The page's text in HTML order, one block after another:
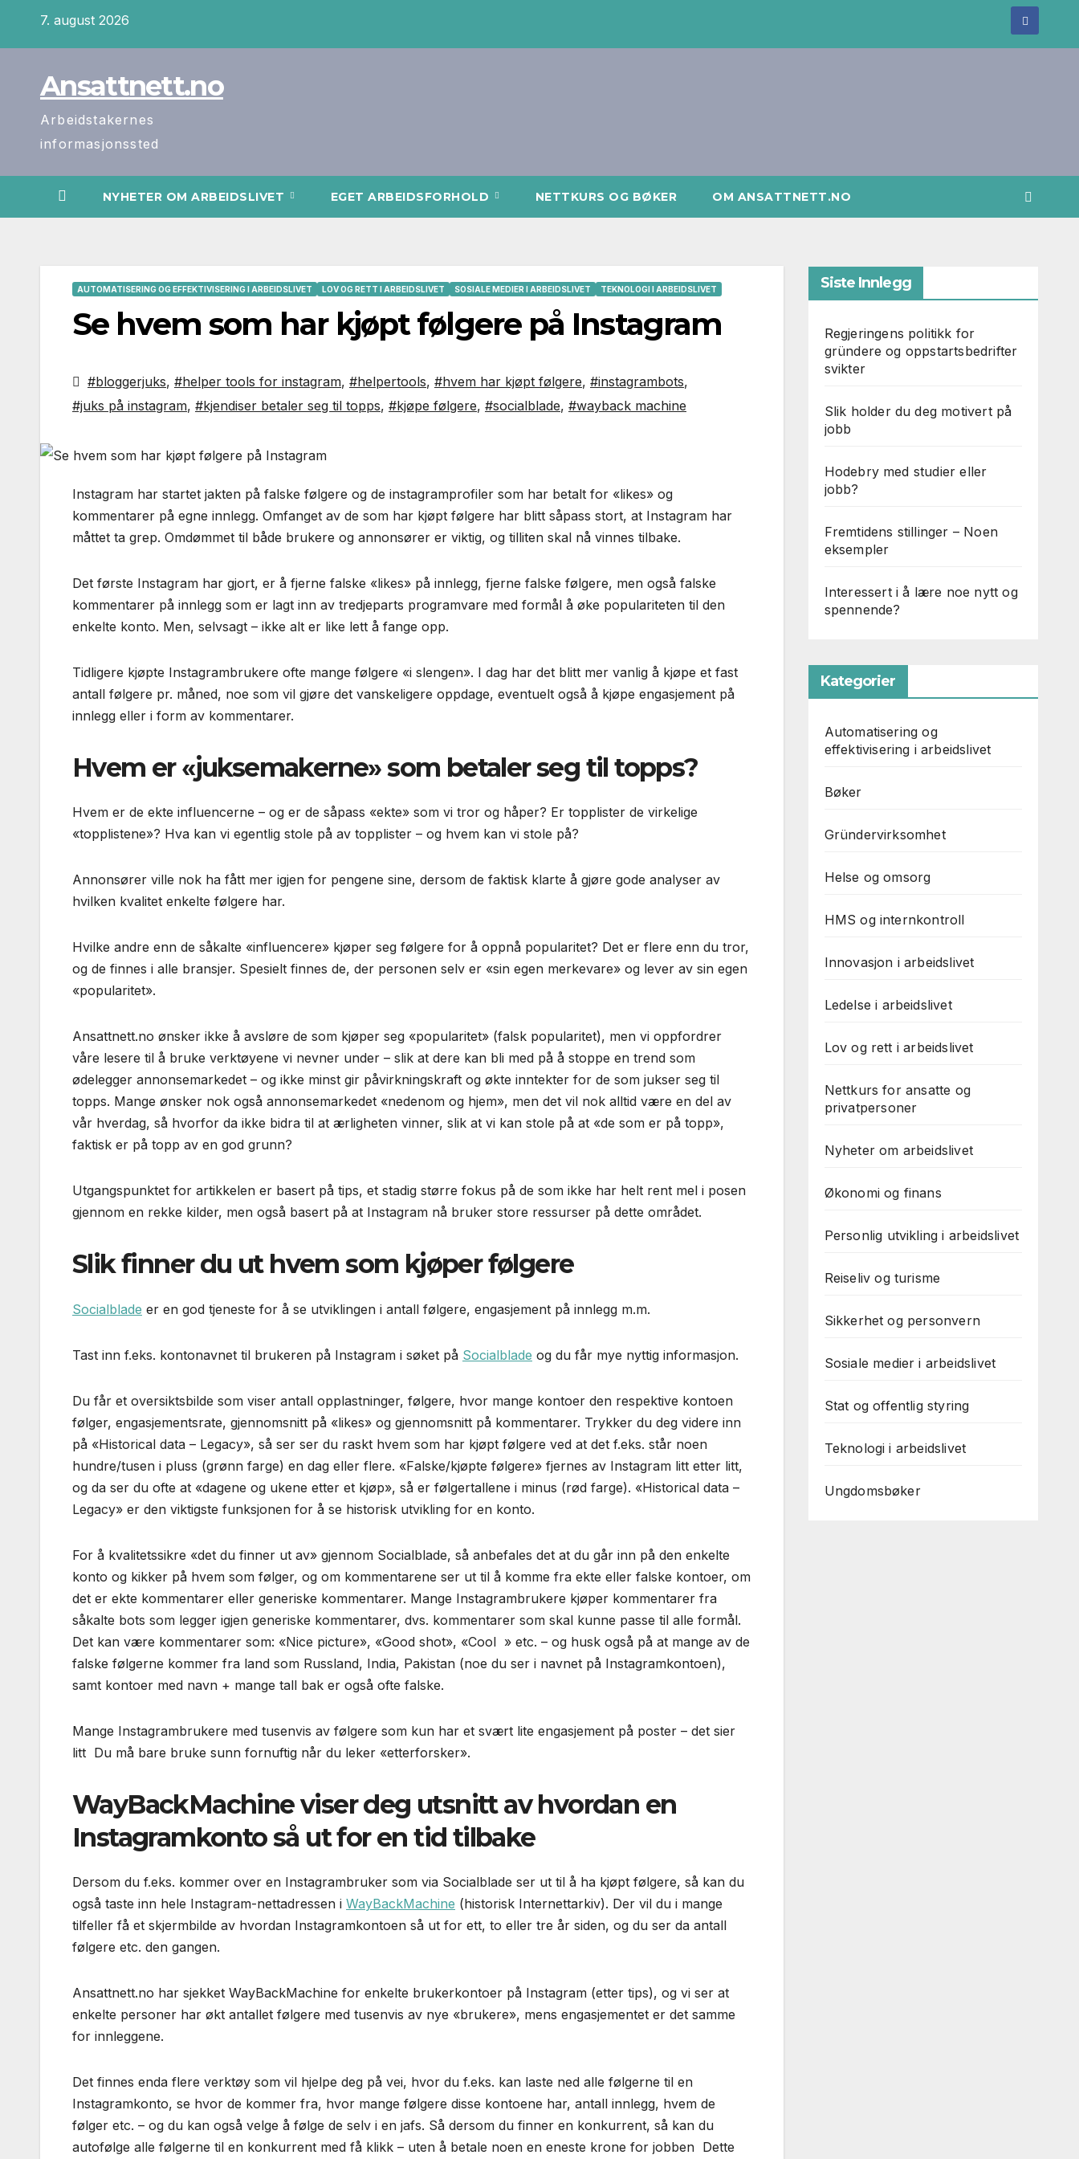
7. august 2026
Ansattnett.no
Arbeidstakernes
informasjonssted
NYHETER OM ARBEIDSLIVET EGET ARBEIDSFORHOLD NETTKURS OG BØKER OM ANSATTNETT.NO
AUTOMATISERING OG EFFEKTIVISERING I ARBEIDSLIVET LOV OG RETT I ARBEIDSLIVET SOSIALE MEDIER I ARBEIDSLIVET TEKNOLOGI I ARBEIDSLIVET
Se hvem som har kjøpt følgere på Instagram
#bloggerjuks, #helper tools for instagram, #helpertools, #hvem har kjøpt følgere, #instagrambots,
#juks på instagram, #kjendiser betaler seg til topps, #kjøpe følgere, #socialblade, #wayback machine
Instagram har startet jakten på falske følgere og de instagramprofiler som har betalt for «likes» og
kommentarer på egne innlegg. Omfanget av de som har kjøpt følgere har blitt såpass stort, at Instagram har
måttet ta grep. Omdømmet til både brukere og annonsører er viktig, og tilliten skal nå vinnes tilbake.
Det første Instagram har gjort, er å fjerne falske «likes» på innlegg, fjerne falske følgere, men også falske
kommentarer på innlegg som er lagt inn av tredjeparts programvare med formål å øke populariteten til den
enkelte konto. Men, selvsagt – ikke alt er like lett å fange opp.
Tidligere kjøpte Instagrambrukere ofte mange følgere «i slengen». I dag har det blitt mer vanlig å kjøpe et fast
antall følgere pr. måned, noe som vil gjøre det vanskeligere oppdage, eventuelt også å kjøpe engasjement på
innlegg eller i form av kommentarer.
Hvem er «juksemakerne» som betaler seg til topps?
Hvem er de ekte influencerne – og er de såpass «ekte» som vi tror og håper? Er topplister de virkelige
«topplistene»? Hva kan vi egentlig stole på av topplister – og hvem kan vi stole på?
Annonsører ville nok ha fått mer igjen for pengene sine, dersom de faktisk klarte å gjøre gode analyser av
hvilken kvalitet enkelte følgere har.
Hvilke andre enn de såkalte «influencere» kjøper seg følgere for å oppnå popularitet? Det er flere enn du tror,
og de finnes i alle bransjer. Spesielt finnes de, der personen selv er «sin egen merkevare» og lever av sin egen
«popularitet».
Ansattnett.no ønsker ikke å avsløre de som kjøper seg «popularitet» (falsk popularitet), men vi oppfordrer
våre lesere til å bruke verktøyene vi nevner under – slik at dere kan bli med på å stoppe en trend som
ødelegger annonsemarkedet – og ikke minst gir påvirkningskraft og økte inntekter for de som jukser seg til
topps. Mange ønsker nok også annonsemarkedet «nedenom og hjem», men det vil nok alltid være en del av
vår hverdag, så hvorfor da ikke bidra til at ærligheten vinner, slik at vi kan stole på at «de som er på topp»,
faktisk er på topp av en god grunn?
Utgangspunktet for artikkelen er basert på tips, et stadig større fokus på de som ikke har helt rent mel i posen
gjennom en rekke kilder, men også basert på at Instagram nå bruker store ressurser på dette området.
Slik finner du ut hvem som kjøper følgere
Socialblade er en god tjeneste for å se utviklingen i antall følgere, engasjement på innlegg m.m.
Tast inn f.eks. kontonavnet til brukeren på Instagram i søket på Socialblade og du får mye nyttig informasjon.
Du får et oversiktsbilde som viser antall opplastninger, følgere, hvor mange kontoer den respektive kontoen
følger, engasjementsrate, gjennomsnitt på «likes» og gjennomsnitt på kommentarer. Trykker du deg videre inn
på «Historical data – Legacy», så ser ser du raskt hvem som har kjøpt følgere ved at det f.eks. står noen
hundre/tusen i pluss (grønn farge) en dag eller flere. «Falske/kjøpte følgere» fjernes av Instagram litt etter litt,
og da ser du ofte at «dagene og ukene etter et kjøp», så er følgertallene i minus (rød farge). «Historical data –
Legacy» er den viktigste funksjonen for å se historisk utvikling for en konto.
For å kvalitetssikre «det du finner ut av» gjennom Socialblade, så anbefales det at du går inn på den enkelte
konto og kikker på hvem som følger, og om kommentarene ser ut til å komme fra ekte eller falske kontoer, om
det er ekte kommentarer eller generiske kommentarer. Mange Instagrambrukere kjøper kommentarer fra
såkalte bots som legger igjen generiske kommentarer, dvs. kommentarer som skal kunne passe til alle formål.
Det kan være kommentarer som: «Nice picture», «Good shot», «Cool » etc. – og husk også på at mange av de
falske følgerne kommer fra land som Russland, India, Pakistan (noe du ser i navnet på Instagramkontoen),
samt kontoer med navn + mange tall bak er også ofte falske.
Mange Instagrambrukere med tusenvis av følgere som kun har et svært lite engasjement på poster – det sier
litt Du må bare bruke sunn fornuftig når du leker «etterforsker».
WayBackMachine viser deg utsnitt av hvordan en
Instagramkonto så ut for en tid tilbake
Dersom du f.eks. kommer over en Instagrambruker som via Socialblade ser ut til å ha kjøpt følgere, så kan du
også taste inn hele Instagram-nettadressen i WayBackMachine (historisk Internettarkiv). Der vil du i mange
tilfeller få et skjermbilde av hvordan Instagramkontoen så ut for ett, to eller tre år siden, og du ser da antall
følgere etc. den gangen.
Ansattnett.no har sjekket WayBackMachine for enkelte brukerkontoer på Instagram (etter tips), og vi ser at
enkelte personer har økt antallet følgere med tusenvis av nye «brukere», mens engasjementet er det samme
for innleggene.
Det finnes enda flere verktøy som vil hjelpe deg på vei, hvor du f.eks. kan laste ned alle følgerne til en
Instagramkonto, se hvor de kommer fra, hvor mange følgere disse kontoene har, antall innlegg, hvem de
følger etc. – og du kan også velge å følge de selv i en jafs. Så dersom du finner en konkurrent, så kan du
autofølge alle følgerne til en konkurrent med få klikk – uten å betale noen en eneste krone for jobben Dette
Siste Innlegg
Regjeringens politikk for
gründere og oppstartsbedrifter
svikter
Slik holder du deg motivert på
jobb
Hodebry med studier eller
jobb?
Fremtidens stillinger – Noen
eksempler
Interessert i å lære noe nytt og
spennende?
Kategorier
Automatisering og
effektivisering i arbeidslivet
Bøker
Gründervirksomhet
Helse og omsorg
HMS og internkontroll
Innovasjon i arbeidslivet
Ledelse i arbeidslivet
Lov og rett i arbeidslivet
Nettkurs for ansatte og
privatpersoner
Nyheter om arbeidslivet
Økonomi og finans
Personlig utvikling i arbeidslivet
Reiseliv og turisme
Sikkerhet og personvern
Sosiale medier i arbeidslivet
Stat og offentlig styring
Teknologi i arbeidslivet
Ungdomsbøker